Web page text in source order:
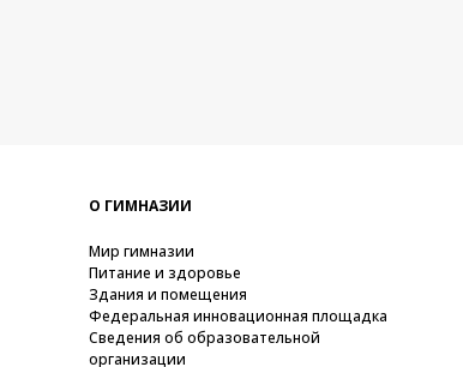
О ГИМНАЗИИ
Мир гимназии
Питание и здоровье
Здания и помещения
Федеральная инновационная площадка
Сведения об образовательной
организации